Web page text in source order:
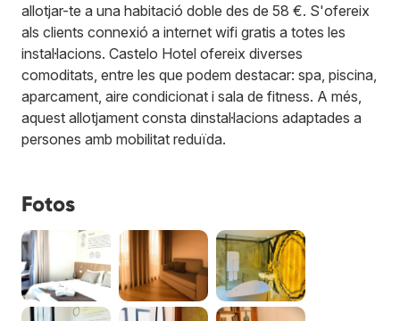
allotjar-te a una habitació doble des de 58 €. S'ofereix
als clients connexió a internet wifi gratis a totes les
instal·lacions. Castelo Hotel ofereix diverses
comoditats, entre les que podem destacar: spa, piscina,
aparcament, aire condicionat i sala de fitness. A més,
aquest allotjament consta dinstal·lacions adaptades a
persones amb mobilitat reduïda.
Fotos